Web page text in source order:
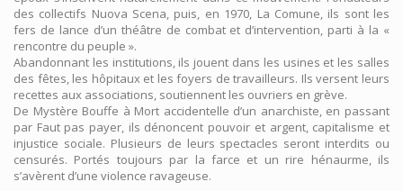
des collectifs Nuova Scena, puis, en 1970, La Comune, ils sont les
fers de lance d’un théâtre de combat et d’intervention, parti à la «
rencontre du peuple ».
Abandonnant les institutions, ils jouent dans les usines et les salles
des fêtes, les hôpitaux et les foyers de travailleurs. Ils versent leurs
recettes aux associations, soutiennent les ouvriers en grève.
De Mystère Bouffe à Mort accidentelle d’un anarchiste, en passant
par Faut pas payer, ils dénoncent pouvoir et argent, capitalisme et
injustice sociale. Plusieurs de leurs spectacles seront interdits ou
censurés. Portés toujours par la farce et un rire hénaurme, ils
s’avèrent d’une violence ravageuse.